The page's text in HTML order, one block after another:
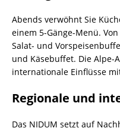
Abends verwöhnt Sie
einem 5-Gänge-Menü.
Salat- und
und Käsebuffet. Die Alpe-
internationale Einflüsse
Regionale und
Das NIDUM setzt auf